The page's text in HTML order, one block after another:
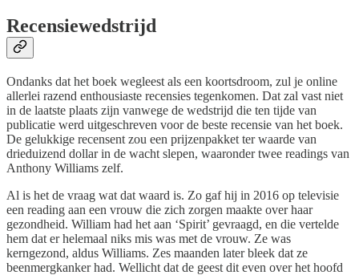
Recensiewedstrijd
Ondanks dat het boek wegleest als een koortsdroom, zul je online
allerlei razend enthousiaste recensies tegenkomen. Dat zal vast niet
in de laatste plaats zijn vanwege de wedstrijd die ten tijde van
publicatie werd uitgeschreven voor de beste recensie van het boek.
De gelukkige recensent zou een prijzenpakket ter waarde van
drieduizend dollar in de wacht slepen, waaronder twee readings van
Anthony Williams zelf.
Al is het de vraag wat dat waard is. Zo gaf hij in 2016 op televisie
een reading aan een vrouw die zich zorgen maakte over haar
gezondheid. William had het aan ‘Spirit’ gevraagd, en die vertelde
hem dat er helemaal niks mis was met de vrouw. Ze was
kerngezond, aldus Williams. Zes maanden later bleek dat ze
beenmergkanker had. Wellicht dat de geest dit even over het hoofd